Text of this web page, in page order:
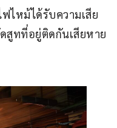
ไหม้ได้รับความเสีย
สูทที่อยู่ติดกันเสียหาย